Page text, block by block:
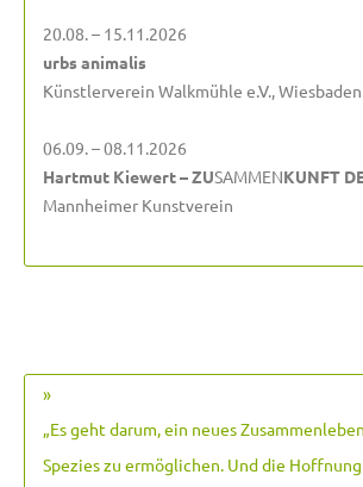
20.08. – 15.11.2026
urbs animalis
Künstlerverein Walkmühle e.V., Wiesbaden
06.09. – 08.11.2026
Hartmut Kiewert – ZUSAMMENKUNFT
Mannheimer Kunstverein
»
„Es geht darum, ein neues
Spezies zu ermöglichen. Und die